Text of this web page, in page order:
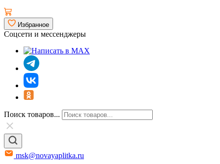
Избранное
Соцсети и мессенджеры
Поиск товаров...
msk@novayaplitka.ru